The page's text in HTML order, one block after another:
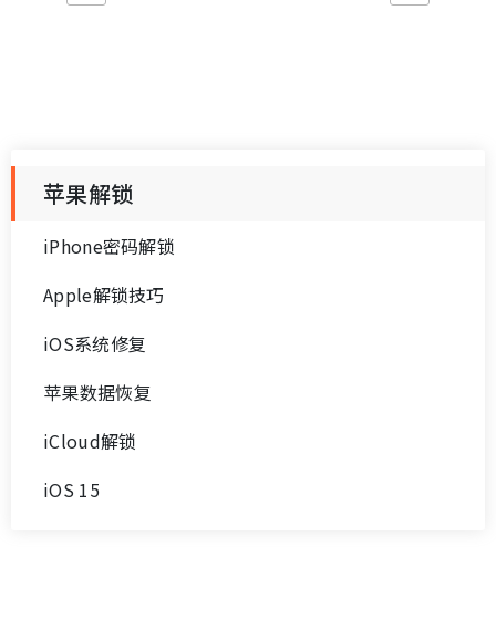
苹果解锁
iPhone密码解锁
Apple解锁技巧
iOS系统修复
苹果数据恢复
iCloud解锁
iOS 15